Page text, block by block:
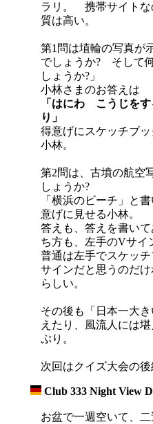
ラリ。 携帯サイトな
質は高い。
第1問は埴輪の写真が
でしょうか? そして
しょうか?」
小林さまのお答えは
「はにわ こうじを
り」
得意げにスケッチブ
小林。
第2問は、古墳の航空
しょうか?
「横浜のビーチ」と
意げに見せる小林。
答えも、答えを書い
ち方も、左手のVサイ
普通は左手でスケッ
サインだと思うのだ
らしい。
その後も「日本一大
えたり、風流人には
ぷり。
次回はクイズ大会の後
Club 333 Night View
お盆で一週空いて、